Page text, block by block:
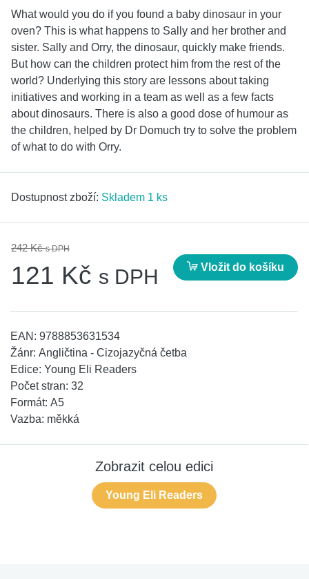
What would you do if you found a baby dinosaur in your
oven? This is what happens to Sally and her brother and
sister. Sally and Orry, the dinosaur, quickly make friends.
But how can the children protect him from the rest of the
world? Underlying this story are lessons about taking
initiatives and working in a team as well as a few facts
about dinosaurs. There is also a good dose of humour as
the children, helped by Dr Domuch try to solve the problem
of what to do with Orry.
Dostupnost zboží: Skladem 1 ks
242 Kčs DPH
121 Kč s DPH Vložit do košíku
EAN: 9788853631534
Žánr: Angličtina - Cizojazyčná četba
Edice: Young Eli Readers
Počet stran: 32
Formát: A5
Vazba: měkká
Zobrazit celou edici
Young Eli Readers